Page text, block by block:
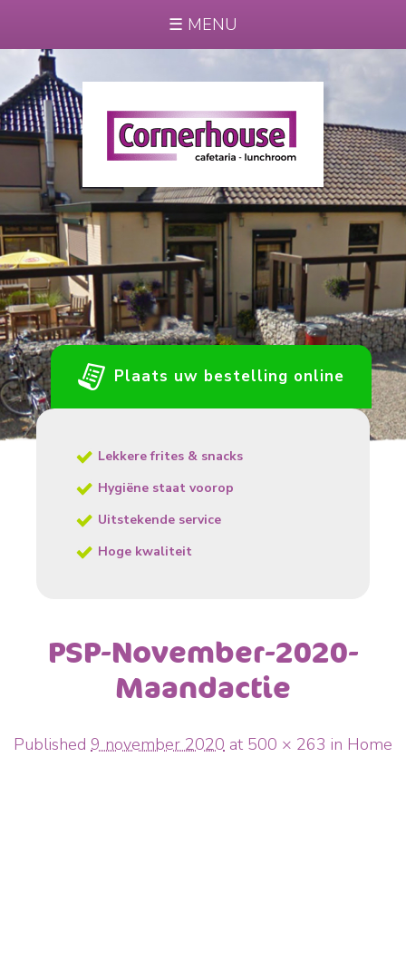
☰ MENU
Plaats uw bestelling online
Lekkere frites & snacks
Hygiëne staat voorop
Uitstekende service
Hoge kwaliteit
PSP-November-2020-
Maandactie
Published 9 november 2020 at 500 × 263 in Home
← Previous Next →